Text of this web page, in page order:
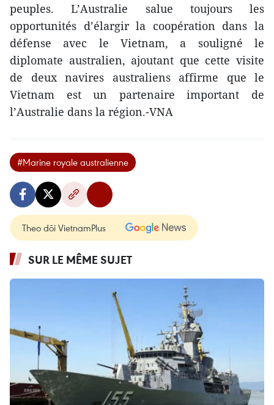
peuples. L’Australie salue toujours les
opportunités d’élargir la coopération dans la
défense avec le Vietnam, a souligné le
diplomate australien, ajoutant que cette visite
de deux navires australiens affirme que le
Vietnam est un partenaire important de
l’Australie dans la région.-VNA
#Marine royale australienne
Theo dõi VietnamPlus
SUR LE MÊME SUJET